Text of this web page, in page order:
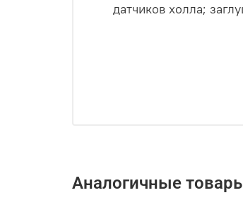
датчиков холла;
Аналогичные